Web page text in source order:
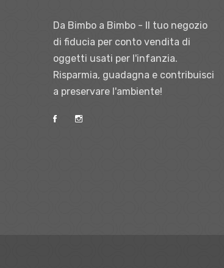
Da Bimbo a Bimbo - Il tuo negozio
di fiducia per conto vendita di
oggetti usati per l'infanzia.
Risparmia, guadagna e contribuisci
a preservare l'ambiente!